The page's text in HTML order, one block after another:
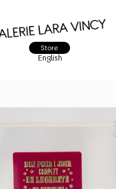
Store
English